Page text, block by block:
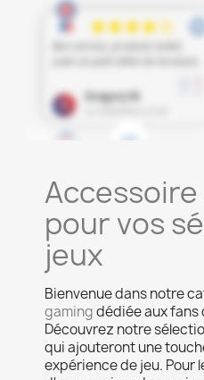
pour vos
jeux
Bienvenue dans notre
gamingdédiée aux fans
Découvrez notre
qui ajouteront une
expérience de jeu. Pour